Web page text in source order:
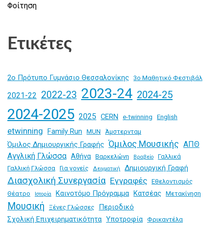
Φοίτηση
Ετικέτες
2ο Πρότυπο Γυμνάσιο Θεσσαλονίκης 3ο Μαθητικό Φεστιβάλ
2021-22 2022-23 2023-24 2024-25
2024-2025 2025 CERN e-twinning English
etwinning Family Run MUN Άμστερνταμ
Όμιλος Δημιουργικής Γραφής Όμιλος Μουσικής ΑΠΘ
Αγγλική Γλώσσα Αθήνα Βαρκελώνη Βραβείο
Γαλλικά
Γαλλική Γλώσσα Για γονείς Δειγματική Δημιουργική Γραφή
Διασχολική Συνεργασία Εγγραφές Εθελοντισμός
Θέατρο
Ιστορία Καινοτόμο Πρόγραμμα Κατσέας Μετακίνηση
Μουσική Ξένες Γλώσσες
Περιοδικό
Σχολική Επιχειρηματικότητα Υποτροφία Φρικαντέλα